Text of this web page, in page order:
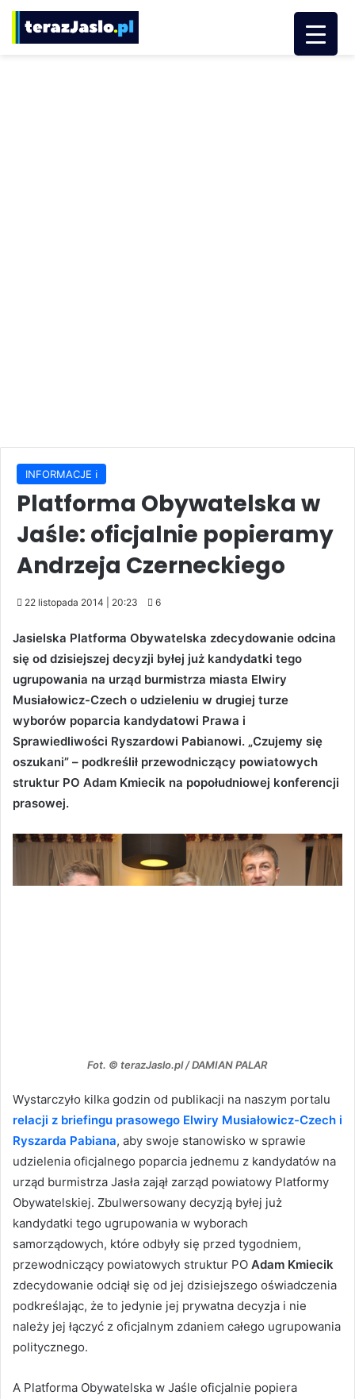
INFORMACJE ℹ️
Platforma Obywatelska w
Jaśle: oficjalnie popieramy
Andrzeja Czerneckiego
22 listopada 2014 | 20:23 6
Jasielska Platforma Obywatelska zdecydowanie odcina
się od dzisiejszej decyzji byłej już kandydatki tego
ugrupowania na urząd burmistrza miasta Elwiry
Musiałowicz-Czech o udzieleniu w drugiej turze
wyborów poparcia kandydatowi Prawa i
Sprawiedliwości Ryszardowi Pabianowi. „Czujemy się
oszukani” – podkreślił przewodniczący powiatowych
struktur PO Adam Kmiecik na popołudniowej konferencji
prasowej.
Fot. © terazJaslo.pl / DAMIAN PALAR
Wystarczyło kilka godzin od publikacji na naszym portalu
relacji z briefingu prasowego Elwiry Musiałowicz-Czech i
Ryszarda Pabiana, aby swoje stanowisko w sprawie
udzielenia oficjalnego poparcia jednemu z kandydatów na
urząd burmistrza Jasła zajął zarząd powiatowy Platformy
Obywatelskiej. Zbulwersowany decyzją byłej już
kandydatki tego ugrupowania w wyborach
samorządowych, które odbyły się przed tygodniem,
przewodniczący powiatowych struktur PO Adam Kmiecik
zdecydowanie odciął się od jej dzisiejszego oświadczenia
podkreślając, że to jedynie jej prywatna decyzja i nie
należy jej łączyć z oficjalnym zdaniem całego ugrupowania
politycznego.
A Platforma Obywatelska w Jaśle oficjalnie popiera